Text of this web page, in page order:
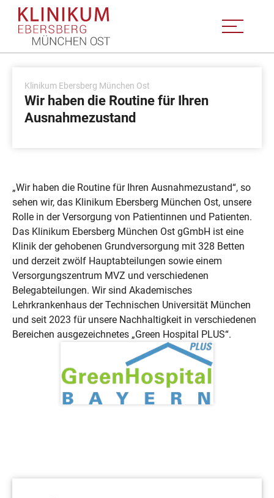
Klinikum Ebersberg München Ost
Wir haben die Routine für Ihren
Ausnahmezustand
„Wir haben die Routine für Ihren Ausnahmezustand“, so
sehen wir, das Klinikum Ebersberg München Ost, unsere
Rolle in der Versorgung von Patientinnen und Patienten.
Das Klinikum Ebersberg München Ost gGmbH ist eine
Klinik der gehobenen Grundversorgung mit 328 Betten
und derzeit zwölf Hauptabteilungen sowie einem
Versorgungszentrum MVZ und verschiedenen
Belegabteilungen. Wir sind Akademisches
Lehrkrankenhaus der Technischen Universität München
und seit 2023 für unsere Nachhaltigkeit in verschiedenen
Bereichen ausgezeichnetes „Green Hospital PLUS“.